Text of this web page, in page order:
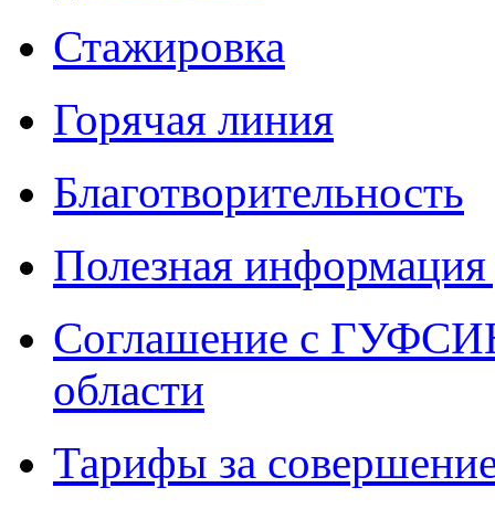
Стажировка
Горячая линия
Благотворительность
Полезная
Соглашение с
области
Тарифы за